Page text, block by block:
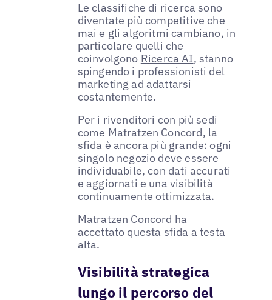
Le classifiche di ricerca sono
diventate più competitive che
mai e gli algoritmi cambiano, in
particolare quelli che
coinvolgono Ricerca AI, stanno
spingendo i professionisti del
marketing ad adattarsi
costantemente.
Per i rivenditori con più sedi
come Matratzen Concord, la
sfida è ancora più grande: ogni
singolo negozio deve essere
individuabile, con dati accurati
e aggiornati e una visibilità
continuamente ottimizzata.
Matratzen Concord ha
accettato questa sfida a testa
alta.
Visibilità strategica
lungo il percorso del